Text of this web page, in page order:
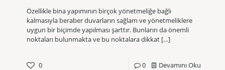
Özellikle bina yapımının birçok yönetmeliğe bağlı
kalmasıyla beraber duvarların sağlam ve yönetmeliklere
uygun bir biçimde yapılması şarttır. Bunların da önemli
noktaları bulunmakta ve bu noktalara dikkat […]
0 0 Devamını Oku